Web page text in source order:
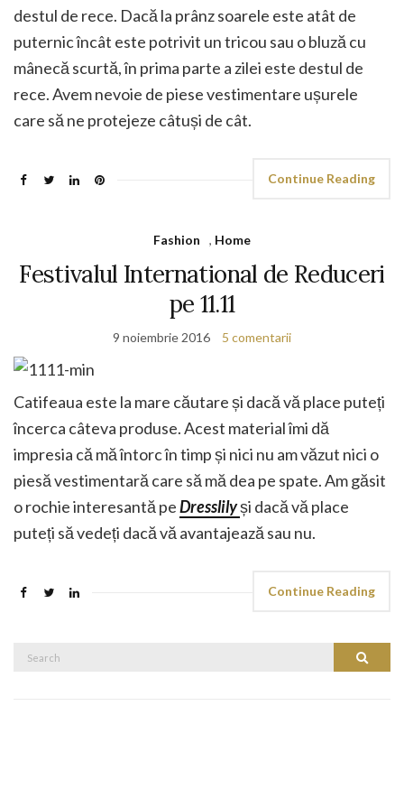
destul de rece. Dacă la prânz soarele este atât de
puternic încât este potrivit un tricou sau o bluză cu
mânecă scurtă, în prima parte a zilei este destul de
rece. Avem nevoie de piese vestimentare ușurele
care să ne protejeze câtuși de cât.
Continue Reading
Fashion , Home
Festivalul International de Reduceri
pe 11.11
9 noiembrie 2016 5 comentarii
Catifeaua este la mare căutare și dacă vă place puteți
încerca câteva produse. Acest material îmi dă
impresia că mă întorc în timp și nici nu am văzut nici o
piesă vestimentară care să mă dea pe spate. Am găsit
o rochie interesantă peDresslilyși dacă vă place
puteți să vedeți dacă vă avantajează sau nu.
Continue Reading
Search